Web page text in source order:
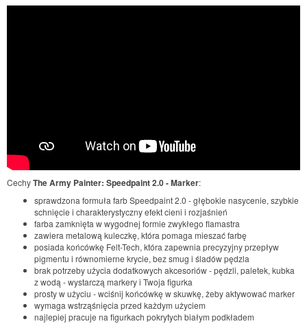
CechyThe Army Painter: Speedpaint 2.0 - Marker:
sprawdzona formuła farb Speedpaint 2.0 - głębokie nasycenie, szybkie
schnięcie i charakterystyczny efekt cieni i rozjaśnień
farba zamknięta w wygodnej formie zwykłego flamastra
zawiera metalową kuleczkę, która pomaga mieszać farbę
posiada końcówkę Felt-Tech, która zapewnia precyzyjny przepływ
pigmentu i równomierne krycie, bez smug i śladów pędzla
brak potrzeby użycia dodatkowych akcesoriów - pędzli, paletek, kubka
z wodą - wystarczą markery i Twoja figurka
prosty w użyciu - wciśnij końcówkę w skuwkę, żeby aktywować marker
wymaga wstrząśnięcia przed każdym użyciem
najlepiej pracuje na figurkach pokrytych białym podkładem